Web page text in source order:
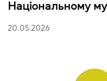
Національному
20.05.2026